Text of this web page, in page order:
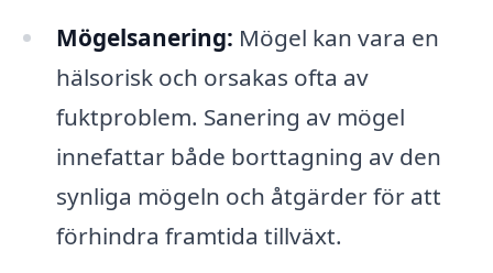
Mögelsanering: Mögel kan vara en
hälsorisk och orsakas ofta av
fuktproblem. Sanering av mögel
innefattar både borttagning av den
synliga mögeln och åtgärder för att
förhindra framtida tillväxt.